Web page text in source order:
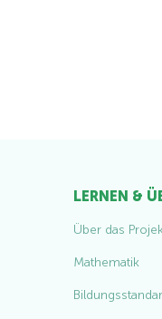
LERNEN &
Über das
Mathematik